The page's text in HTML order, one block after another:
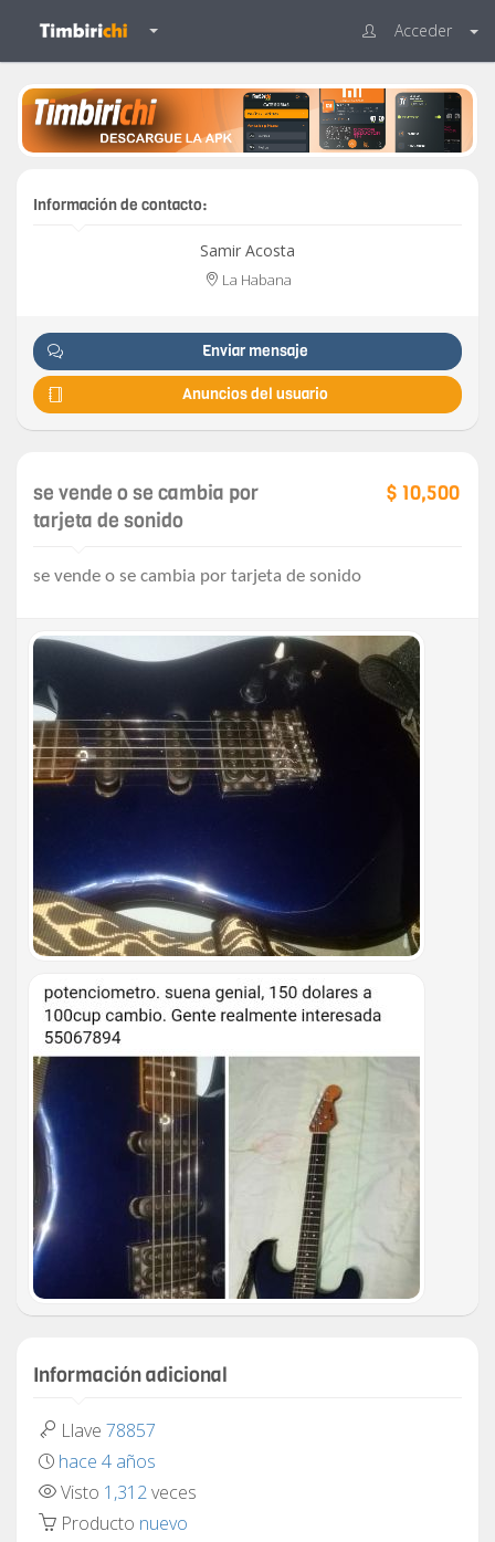
Acceder
Información de contacto:
Samir Acosta
La Habana
Enviar mensaje
Anuncios del usuario
se vende o se cambia por
tarjeta de sonido
$ 10,500
se vende o se cambia por tarjeta de sonido
Información adicional
Llave 78857
hace 4 años
Visto 1,312veces
Producto nuevo